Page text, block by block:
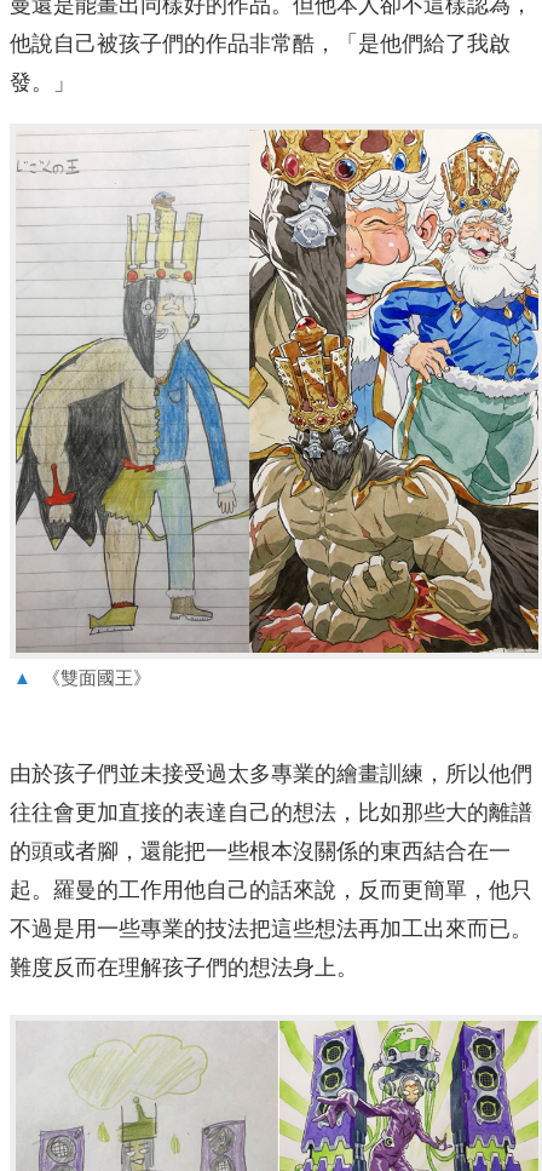
曼還是能畫出同樣好的作品。但他本人卻不這樣認為，
他說自己被孩子們的作品非常酷，「是他們給了我啟
發。」
▲ 《雙面國王》
由於孩子們並未接受過太多專業的繪畫訓練，所以他們
往往會更加直接的表達自己的想法，比如那些大的離譜
的頭或者腳，還能把一些根本沒關係的東西結合在一
起。羅曼的工作用他自己的話來說，反而更簡單，他只
不過是用一些專業的技法把這些想法再加工出來而已。
難度反而在理解孩子們的想法身上。